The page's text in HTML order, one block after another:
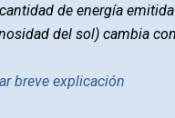
de energía
del sol) cambia
breve explicación